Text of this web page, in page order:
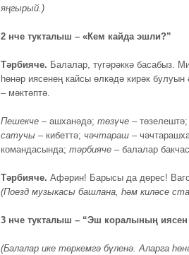
яңгырый.)
2 нче тукталыш – «Кем кайда эшли?”
Тәрбияче. Балалар, түгәрәккә басабыз.
һөнәр иясенең кайсы өлкәдә кирәк
– мәктәптә.
Пешекче – ашханәдә; төзүче – төзелештә;
сатучы – кибеттә; чәчтараш –
командасында; тәрбияче – балалар
Тәрбияче. Афәрин! Барысы да дөрес!
(Поезд музыкасы башлана, һәм киләсе
3 нче тукталыш – “Эш коралының иясен
(Балалар ике төркемгә бүленә. Аларга